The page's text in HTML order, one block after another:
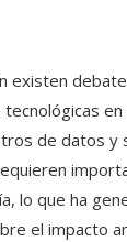
existen
de datos y
lo que ha
el impacto